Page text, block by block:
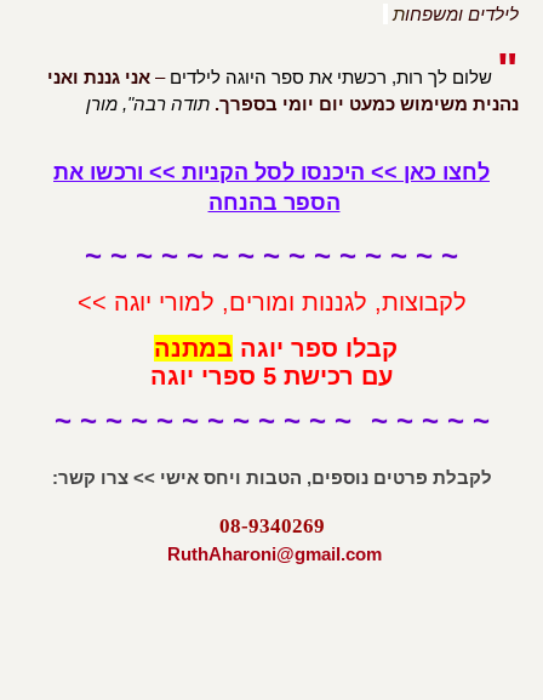
לילדים ומשפחות
" שלום לך רות, רכשתי את ספר היוגה לילדים– אני גננת ואני
נהנית משימוש כמעט יום יומי בספרך. תודה רבה", מורן
לחצו כאן >> היכנסו לסל הקניות >> ורכשו את
הספר בהנחה
~ ~ ~ ~ ~ ~
~ ~ ~ ~ ~ ~ ~ ~ ~
לקבוצות, לגננות ומורים, למורי יוגה >>
קבלו ספר יוגהבמתנה
עם רכישת 5 ספרי יוגה
~ ~ ~ ~ ~
~ ~ ~ ~ ~ ~
~ ~ ~ ~ ~
~
לקבלת פרטים נוספים, הטבות ויחס אישי >> צרו קשר:
08-9340269
RuthAharoni@gmail.com